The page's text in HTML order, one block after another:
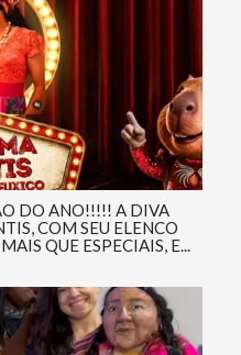
DO ANO!!!!! A DIVA
COM SEU ELENCO
QUE ESPECIAIS, E...